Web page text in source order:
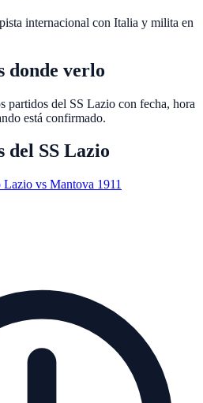
internacional con Italia y milita en
donde verlo
partidos del SS Lazio con fecha, hora
está confirmado.
del SS Lazio
Lazio vs Mantova 1911